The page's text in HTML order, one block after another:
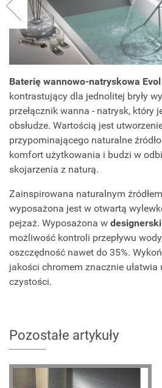
Baterię wannowo-natryskowa Evol
kontrastujący dla jednolitej bryły
przełącznik wanna - natrysk, który
obsłudze. Wartością jest
przypominającego naturalne
komfort użytkowania i budzi w
skojarzenia z naturą.
Zainspirowana naturalnym
wyposażona jest w otwartą
pejzaż. Wyposażona w
możliwość kontroli przepływu
oszczędność nawet do 35%.
jakości chromem znacznie
czystości.
Pozostałe artykuły